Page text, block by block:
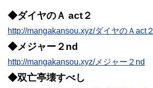
◆ダイヤのＡ act２
http://mangakansou.xyz/ダイヤのＡact２
◆メジャー２nd
http://mangakansou.xyz/メジャー２nd
◆双亡亭壊すべし